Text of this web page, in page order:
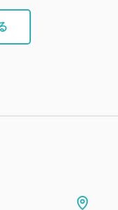
相当）、5連泊以
けします。
1回付となりま
ォーター付で